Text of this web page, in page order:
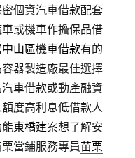
個資汽車借款配套
或機車作擔保品借
中山區機車借款有的
器製造廠最佳選擇
車借款或動產融資
額度高利息低借款人
東橋建案想了解安
當鋪服務專員苗栗